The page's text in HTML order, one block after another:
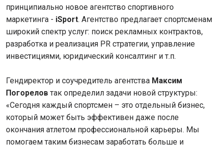
принципиально новое агентство спортивного
маркетинга - iSport. Агентство предлагает спортсменам
широкий спектр услуг: поиск рекламных контрактов,
разработка и реализация PR стратегии, управление
инвестициями, юридический консалтинг и т.п.
Гендиректор и соучредитель агентства Максим
Погорелов так определил задачи новой структуры:
«Сегодня каждый спортсмен – это отдельный бизнес,
который может быть эффективен даже после
окончания атлетом профессиональной карьеры. Мы
помогаем таким бизнесам заработать больше и